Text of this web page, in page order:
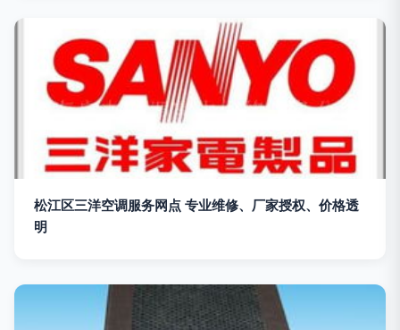
松江区三洋空调服务网点 专业维修、厂家授权、价格透
明